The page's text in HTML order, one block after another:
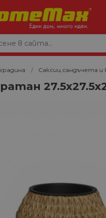
Саксии,сандъчета и